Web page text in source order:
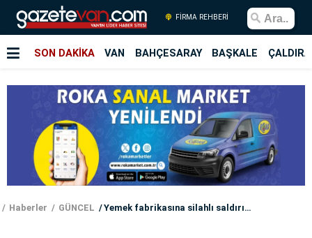
FİRMA REHBERİ
SON DAKİKA VAN BAHÇESARAY BAŞKALE
Haberler GÜNCEL Yemek fabrikasına silahlı saldırıda aşçı öldü